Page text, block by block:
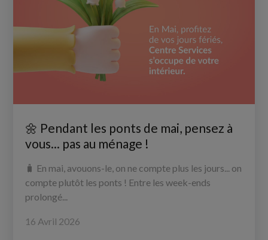
🌼 Pendant les ponts de mai, pensez à
vous... pas au ménage !
🧳 En mai, avouons-le, on ne compte plus les jours... on
compte plutôt les ponts ! Entre les week-ends
prolongé...
16 Avril 2026